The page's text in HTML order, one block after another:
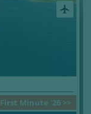
airplanemode_active
First Minute '26 >>